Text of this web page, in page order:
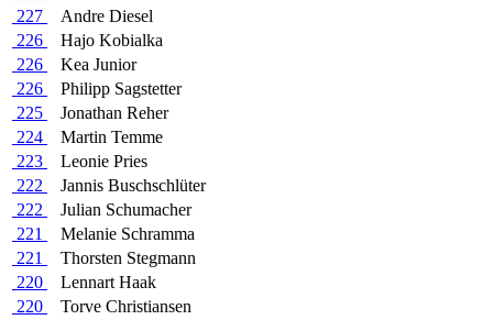
227
Andre Diesel
226
Hajo Kobialka
226
Kea Junior
226
Philipp Sagstetter
225
Jonathan Reher
224
Martin Temme
223
Leonie Pries
222
Jannis Buschschlüter
222
Julian Schumacher
221
Melanie Schramma
221
Thorsten Stegmann
220
Lennart Haak
220
Torve Christiansen